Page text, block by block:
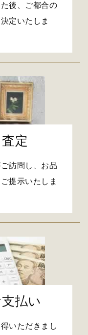
後、ご都合の
定いたしま
定
訪問し、お品
提示いたしま
払い
いただきまし